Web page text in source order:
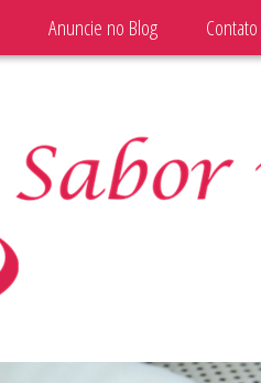
Anuncie no Blog Contato